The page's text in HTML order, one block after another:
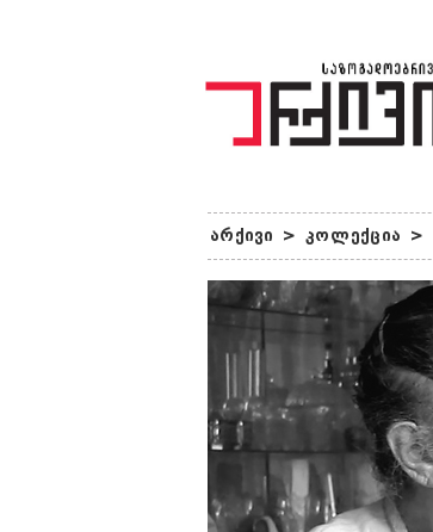
არქივი > კოლექცია >